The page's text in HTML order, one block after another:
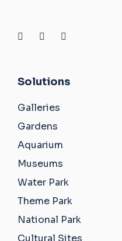
Solutions
Galleries
Gardens
Aquarium
Museums
Water Park
Theme Park
National Park
Cultural Sites